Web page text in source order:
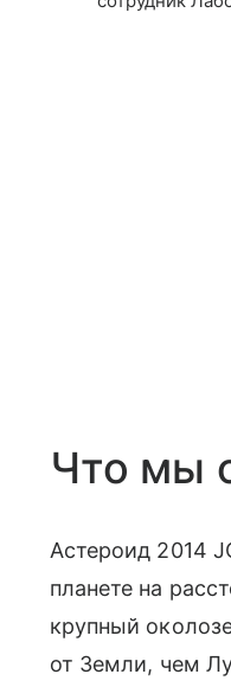
Что мы
Астероид 2014
планете на
крупный
от Земли, чем